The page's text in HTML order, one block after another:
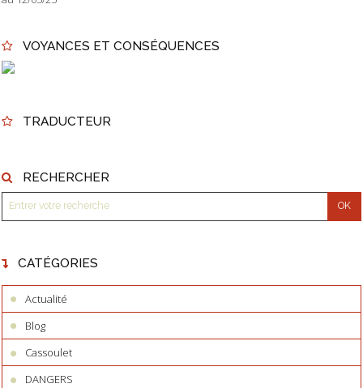
VOYANCES ET CONSÉQUENCES
TRADUCTEUR
RECHERCHER
CATÉGORIES
Actualité
Blog
Cassoulet
DANGERS